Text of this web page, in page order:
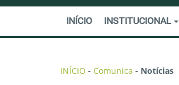
INÍCIO INSTITUCIONAL
INÍCIO - Comunica - Notícias